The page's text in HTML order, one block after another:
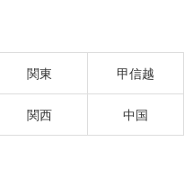
関東 甲信越
関西 中国